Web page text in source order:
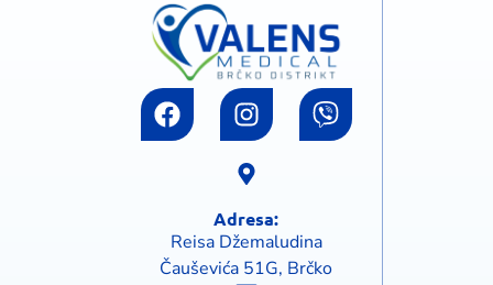
Adresa:
Reisa Džemaludina
Čauševića 51G, Brčko